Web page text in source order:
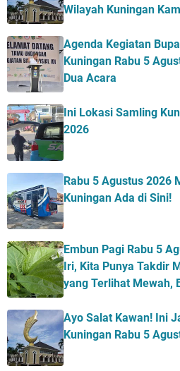
Wilayah Kuningan
Agenda Kegiatan
Kuningan Rabu 5
Dua Acara
Ini Lokasi Samling
2026
Rabu 5 Agustus 2026
Kuningan Ada di Sini!
Embun Pagi Rabu 5
Iri, Kita Punya Takdir
yang Terlihat Mewah,
Ayo Salat Kawan! Ini
Kuningan Rabu 5